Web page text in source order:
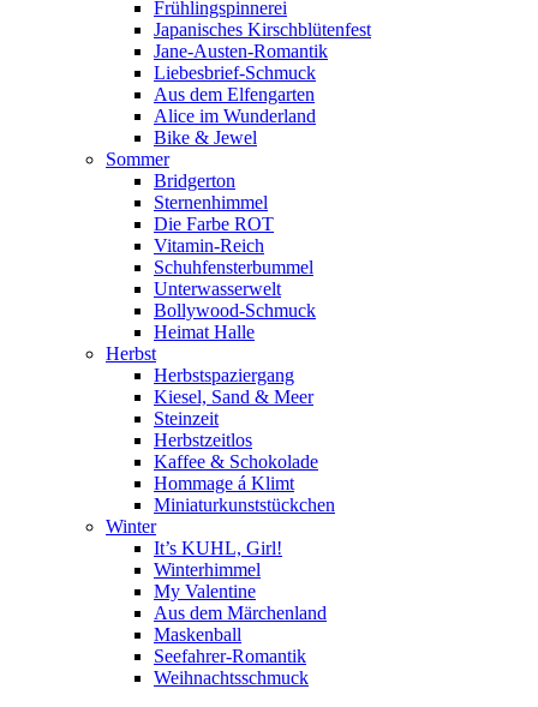
Frühlingspinnerei
Japanisches Kirschblütenfest
Jane-Austen-Romantik
Liebesbrief-Schmuck
Aus dem Elfengarten
Alice im Wunderland
Bike & Jewel
Sommer
Bridgerton
Sternenhimmel
Die Farbe ROT
Vitamin-Reich
Schuhfensterbummel
Unterwasserwelt
Bollywood-Schmuck
Heimat Halle
Herbst
Herbstspaziergang
Kiesel, Sand & Meer
Steinzeit
Herbstzeitlos
Kaffee & Schokolade
Hommage á Klimt
Miniaturkunststückchen
Winter
It’s KUHL, Girl!
Winterhimmel
My Valentine
Aus dem Märchenland
Maskenball
Seefahrer-Romantik
Weihnachtsschmuck